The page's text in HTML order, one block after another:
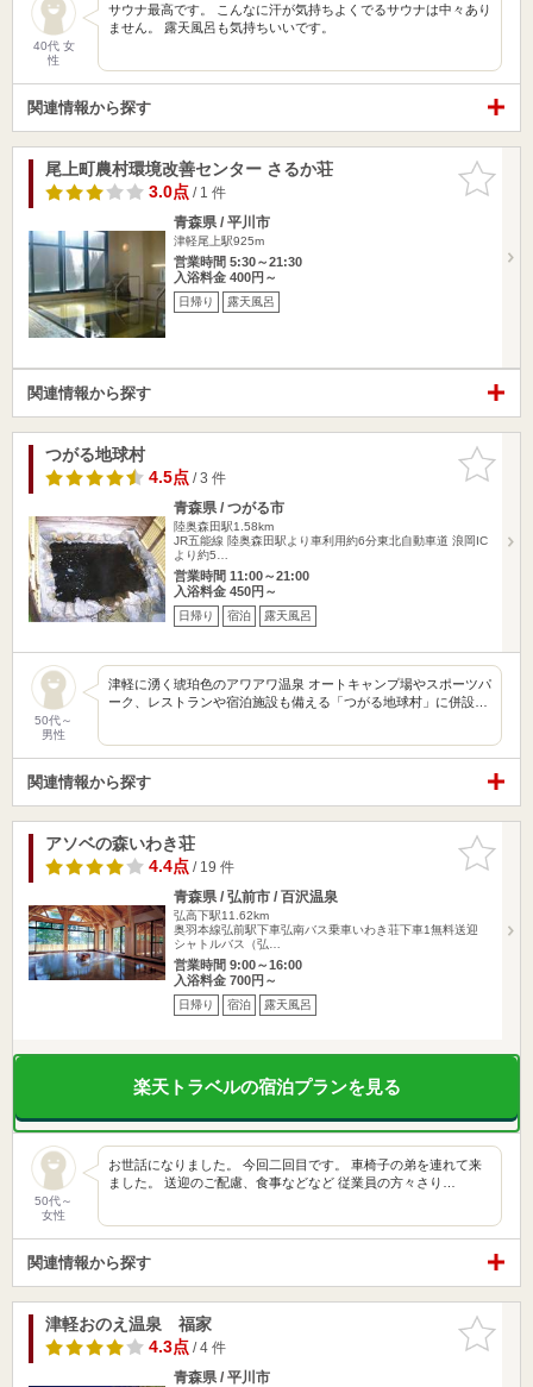
40代 女
性
サウナ最高です。 こんなに汗が気持ちよくでるサウナは中々あり
ません。 露天風呂も気持ちいいです。
関連情報から探す
お気に入
りに追加
尾上町農村環境改善センター さるか荘
3.0点/ 1 件
青森県 / 平川市
津軽尾上駅925m
営業時間 5:30～21:30
入浴料金 400円～
日帰り 露天風呂
関連情報から探す
お気に入
りに追加
つがる地球村
4.5点/ 3 件
青森県 / つがる市
陸奥森田駅1.58km
JR五能線 陸奥森田駅より車利用約6分東北自動車道 浪岡IC
より約5…
営業時間 11:00～21:00
入浴料金 450円～
日帰り 宿泊 露天風呂
50代～
男性
津軽に湧く琥珀色のアワアワ温泉 オートキャンプ場やスポーツパ
ーク、レストランや宿泊施設も備える「つがる地球村」に併設…
関連情報から探す
お気に入
りに追加
アソベの森いわき荘
4.4点/ 19 件
青森県 / 弘前市 / 百沢温泉
弘高下駅11.62km
奥羽本線弘前駅下車弘南バス乗車いわき荘下車1無料送迎
シャトルバス（弘…
営業時間 9:00～16:00
入浴料金 700円～
日帰り 宿泊 露天風呂
楽天トラベルの宿泊プランを見る
50代～
女性
お世話になりました。 今回二回目です。 車椅子の弟を連れて来
ました。 送迎のご配慮、食事などなど 従業員の方々さり…
関連情報から探す
お気に入
りに追加
津軽おのえ温泉 福家
4.3点/ 4 件
青森県 / 平川市